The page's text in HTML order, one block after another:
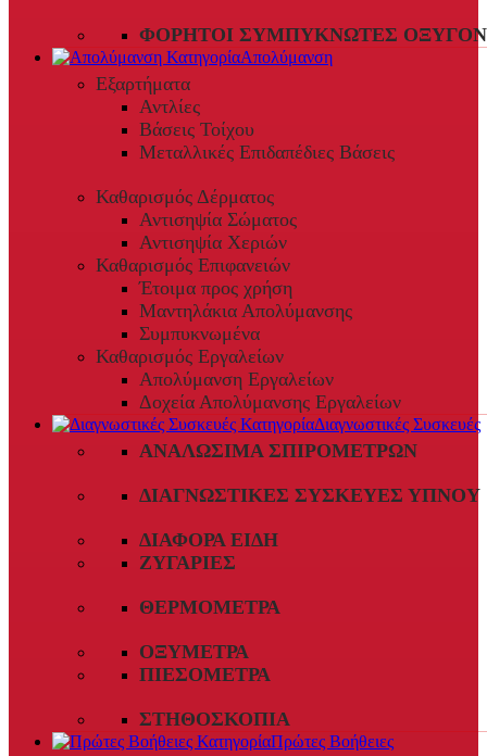
ΦΟΡΗΤΟΊ ΣΥΜΠΥΚΝΩΤΈΣ
Απολύμανση
Εξαρτήματα
Αντλίες
Βάσεις Τοίχου
Μεταλλικές Επιδαπέδιες Βάσεις
Καθαρισμός Δέρματος
Αντισηψία Σώματος
Αντισηψία Χεριών
Καθαρισμός Επιφανειών
Έτοιμα προς χρήση
Μαντηλάκια Απολύμανσης
Συμπυκνωμένα
Καθαρισμός Εργαλείων
Απολύμανση Εργαλείων
Δοχεία Απολύμανσης Εργαλείων
Διαγνωστικές Συσκευές
ΑΝΑΛΏΣΙΜΑ ΣΠΙΡΟΜΈΤΡΩΝ
ΔΙΑΓΝΩΣΤΙΚΈΣ ΣΥΣΚΕΥΈΣ ΎΠΝΟΥ
ΔΙΆΦΟΡΑ ΕΊΔΗ
ΖΥΓΑΡΙΈΣ
ΘΕΡΜΌΜΕΤΡΑ
ΟΞΎΜΕΤΡΑ
ΠΙΕΣΌΜΕΤΡΑ
ΣΤΗΘΟΣΚΌΠΙΑ
Πρώτες Βοήθειες